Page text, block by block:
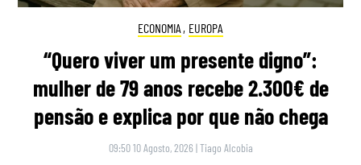
ECONOMIA , EUROPA
“Quero viver um presente digno”:
mulher de 79 anos recebe 2.300€ de
pensão e explica por que não chega
09:50 10 Agosto, 2026 |Tiago Alcobia